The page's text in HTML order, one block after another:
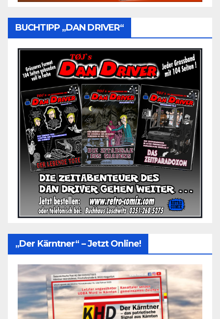
BUCHTIPP „DAN DRIVER“
„Der Kärntner“ – Jetzt Online!